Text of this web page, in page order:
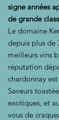
signe années
de grande
Le domaine
depuis plus de
meilleurs vins
réputation
chardonnay
Saveurs
exotiques, et
vous de